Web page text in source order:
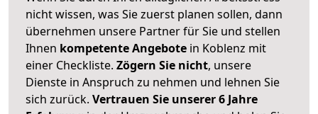
nicht wissen, was Sie zuerst planen sollen, dann
übernehmen unsere Partner für Sie und stellen
Ihnen kompetente Angebote in Koblenz mit
einer Checkliste. Zögern Sie nicht, unsere
Dienste in Anspruch zu nehmen und lehnen Sie
sich zurück. Vertrauen Sie unserer 6 Jahre